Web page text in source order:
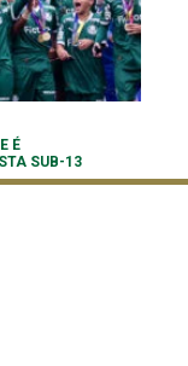
É
SUB-13